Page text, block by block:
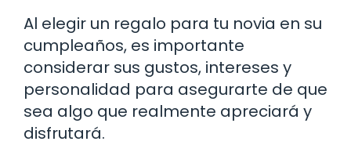
Al elegir un regalo para tu novia en su
cumpleaños, es importante
considerar sus gustos, intereses y
personalidad para asegurarte de que
sea algo que realmente apreciará y
disfrutará.